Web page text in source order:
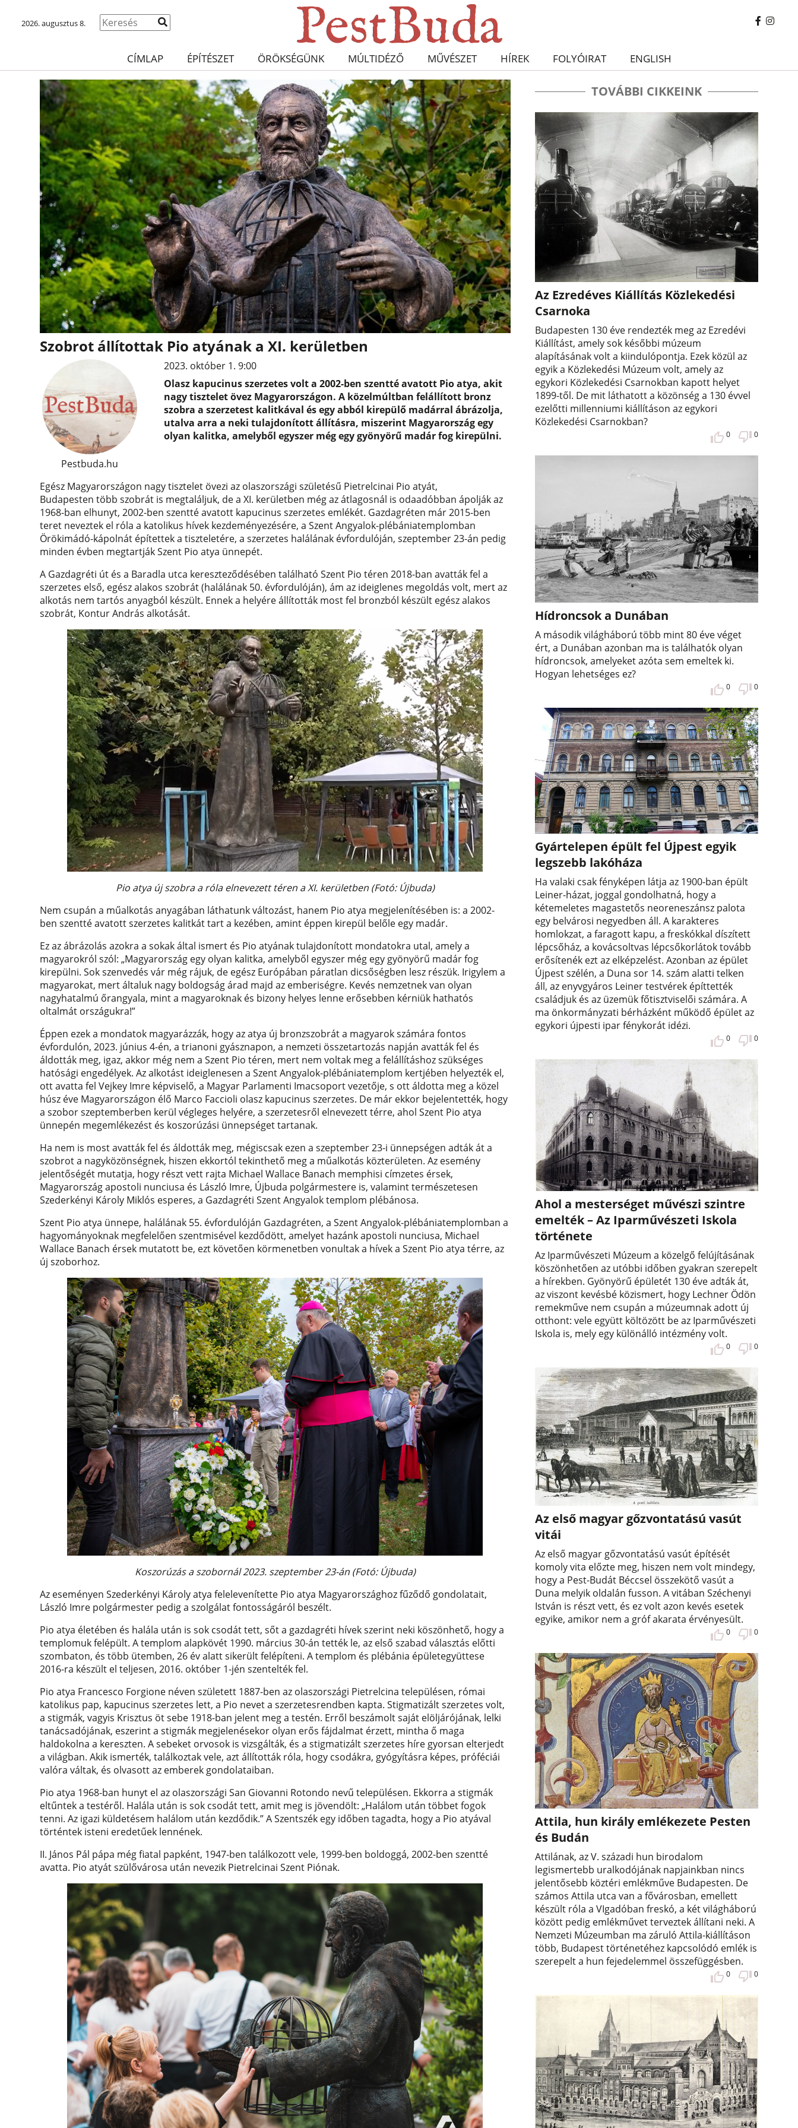
2026. augusztus 8.
CÍMLAP ÉPÍTÉSZET ÖRÖKSÉGÜNK MÚLTIDÉZŐ MŰVÉSZET HÍREK FOLYÓIRAT ENGLISH
Szobrot állítottak Pio atyának a XI. kerületben
Pestbuda.hu
2023. október 1. 9:00
Olasz kapucinus szerzetes volt a 2002-ben szentté avatott Pio atya, akit
nagy tisztelet övez Magyarországon. A közelmúltban felállított bronz
szobra a szerzetest kalitkával és egy abból kirepülő madárral ábrázolja,
utalva arra a neki tulajdonított állításra, miszerint Magyarország egy
olyan kalitka, amelyből egyszer még egy gyönyörű madár fog kirepülni.
Egész Magyarországon nagy tisztelet övezi az olaszországi születésű Pietrelcinai Pio atyát,
Budapesten több szobrát is megtaláljuk, de a XI. kerületben még az átlagosnál is odaadóbban ápolják az
1968-ban elhunyt, 2002-ben szentté avatott kapucinus szerzetes emlékét. Gazdagréten már 2015-ben
teret neveztek el róla a katolikus hívek kezdeményezésére, a Szent Angyalok-plébániatemplomban
Örökimádó-kápolnát építettek a tiszteletére, a szerzetes halálának évfordulóján, szeptember 23-án pedig
minden évben megtartják Szent Pio atya ünnepét.
A Gazdagréti út és a Baradla utca kereszteződésében található Szent Pio téren 2018-ban avatták fel a
szerzetes első, egész alakos szobrát (halálának 50. évfordulóján), ám az ideiglenes megoldás volt, mert az
alkotás nem tartós anyagból készült. Ennek a helyére állították most fel bronzból készült egész alakos
szobrát, Kontur András alkotását.
Pio atya új szobra a róla elnevezett téren a XI. kerületben (Fotó: Újbuda)
Nem csupán a műalkotás anyagában láthatunk változást, hanem Pio atya megjelenítésében is: a 2002-
ben szentté avatott szerzetes kalitkát tart a kezében, amint éppen kirepül belőle egy madár.
Ez az ábrázolás azokra a sokak által ismert és Pio atyának tulajdonított mondatokra utal, amely a
magyarokról szól: „Magyarország egy olyan kalitka, amelyből egyszer még egy gyönyörű madár fog
kirepülni. Sok szenvedés vár még rájuk, de egész Európában páratlan dicsőségben lesz részük. Irigylem a
magyarokat, mert általuk nagy boldogság árad majd az emberiségre. Kevés nemzetnek van olyan
nagyhatalmú őrangyala, mint a magyaroknak és bizony helyes lenne erősebben kérniük hathatós
oltalmát országukra!”
Éppen ezek a mondatok magyarázzák, hogy az atya új bronzszobrát a magyarok számára fontos
évfordulón, 2023. június 4-én, a trianoni gyásznapon, a nemzeti összetartozás napján avatták fel és
áldották meg, igaz, akkor még nem a Szent Pio téren, mert nem voltak meg a felállításhoz szükséges
hatósági engedélyek. Az alkotást ideiglenesen a Szent Angyalok-plébániatemplom kertjében helyezték el,
ott avatta fel Vejkey Imre képviselő, a Magyar Parlamenti Imacsoport vezetője, s ott áldotta meg a közel
húsz éve Magyarországon élő Marco Faccioli olasz kapucinus szerzetes. De már ekkor bejelentették, hogy
a szobor szeptemberben kerül végleges helyére, a szerzetesről elnevezett térre, ahol Szent Pio atya
ünnepén megemlékezést és koszorúzási ünnepséget tartanak.
Ha nem is most avatták fel és áldották meg, mégiscsak ezen a szeptember 23-i ünnepségen adták át a
szobrot a nagyközönségnek, hiszen ekkortól tekinthető meg a műalkotás közterületen. Az esemény
jelentőségét mutatja, hogy részt vett rajta Michael Wallace Banach memphisi címzetes érsek,
Magyarország apostoli nunciusa és László Imre, Újbuda polgármestere is, valamint természetesen
Szederkényi Károly Miklós esperes, a Gazdagréti Szent Angyalok templom plébánosa.
Szent Pio atya ünnepe, halálának 55. évfordulóján Gazdagréten, a Szent Angyalok-plébániatemplomban a
hagyományoknak megfelelően szentmisével kezdődött, amelyet hazánk apostoli nunciusa, Michael
Wallace Banach érsek mutatott be, ezt követően körmenetben vonultak a hívek a Szent Pio atya térre, az
új szoborhoz.
Koszorúzás a szobornál 2023. szeptember 23-án (Fotó: Újbuda)
Az eseményen Szederkényi Károly atya felelevenítette Pio atya Magyarországhoz fűződő gondolatait,
László Imre polgármester pedig a szolgálat fontosságáról beszélt.
Pio atya életében és halála után is sok csodát tett, sőt a gazdagréti hívek szerint neki köszönhető, hogy a
templomuk felépült. A templom alapkövét 1990. március 30-án tették le, az első szabad választás előtti
szombaton, és több ütemben, 26 év alatt sikerült felépíteni. A templom és plébánia épületegyüttese
2016-ra készült el teljesen, 2016. október 1-jén szentelték fel.
Pio atya Francesco Forgione néven született 1887-ben az olaszországi Pietrelcina településen, római
katolikus pap, kapucinus szerzetes lett, a Pio nevet a szerzetesrendben kapta. Stigmatizált szerzetes volt,
a stigmák, vagyis Krisztus öt sebe 1918-ban jelent meg a testén. Erről beszámolt saját elöljárójának, lelki
tanácsadójának, eszerint a stigmák megjelenésekor olyan erős fájdalmat érzett, mintha ő maga
haldokolna a kereszten. A sebeket orvosok is vizsgálták, és a stigmatizált szerzetes híre gyorsan elterjedt
a világban. Akik ismerték, találkoztak vele, azt állították róla, hogy csodákra, gyógyításra képes, próféciái
valóra váltak, és olvasott az emberek gondolataiban.
Pio atya 1968-ban hunyt el az olaszországi San Giovanni Rotondo nevű településen. Ekkorra a stigmák
eltűntek a testéről. Halála után is sok csodát tett, amit meg is jövendölt: „Halálom után többet fogok
tenni. Az igazi küldetésem halálom után kezdődik.” A Szentszék egy időben tagadta, hogy a Pio atyával
történtek isteni eredetűek lennének.
II. János Pál pápa még fiatal papként, 1947-ben találkozott vele, 1999-ben boldoggá, 2002-ben szentté
avatta. Pio atyát szülővárosa után nevezik Pietrelcinai Szent Piónak.
TOVÁBBI CIKKEINK
Az Ezredéves Kiállítás Közlekedési
Csarnoka
Budapesten 130 éve rendezték meg az Ezredévi
Kiállítást, amely sok későbbi múzeum
alapításának volt a kiindulópontja. Ezek közül az
egyik a Közlekedési Múzeum volt, amely az
egykori Közlekedési Csarnokban kapott helyet
1899-től. De mit láthatott a közönség a 130 évvel
ezelőtti millenniumi kiállításon az egykori
Közlekedési Csarnokban?
0 0
Hídroncsok a Dunában
A második világháború több mint 80 éve véget
ért, a Dunában azonban ma is találhatók olyan
hídroncsok, amelyeket azóta sem emeltek ki.
Hogyan lehetséges ez?
0 0
Gyártelepen épült fel Újpest egyik
legszebb lakóháza
Ha valaki csak fényképen látja az 1900-ban épült
Leiner-házat, joggal gondolhatná, hogy a
kétemeletes magastetős neoreneszánsz palota
egy belvárosi negyedben áll. A karakteres
homlokzat, a faragott kapu, a freskókkal díszített
lépcsőház, a kovácsoltvas lépcsőkorlátok tovább
erősítenék ezt az elképzelést. Azonban az épület
Újpest szélén, a Duna sor 14. szám alatti telken
áll, az enyvgyáros Leiner testvérek építtették
családjuk és az üzemük főtisztviselői számára. A
ma önkormányzati bérházként működő épület az
egykori újpesti ipar fénykorát idézi.
0 0
Ahol a mesterséget művészi szintre
emelték – Az Iparművészeti Iskola
története
Az Iparművészeti Múzeum a közelgő felújításának
köszönhetően az utóbbi időben gyakran szerepelt
a hírekben. Gyönyörű épületét 130 éve adták át,
az viszont kevésbé közismert, hogy Lechner Ödön
remekműve nem csupán a múzeumnak adott új
otthont: vele együtt költözött be az Iparművészeti
Iskola is, mely egy különálló intézmény volt.
0 0
Az első magyar gőzvontatású vasút
vitái
Az első magyar gőzvontatású vasút építését
komoly vita előzte meg, hiszen nem volt mindegy,
hogy a Pest-Budát Béccsel összekötő vasút a
Duna melyik oldalán fusson. A vitában Széchenyi
István is részt vett, és ez volt azon kevés esetek
egyike, amikor nem a gróf akarata érvényesült.
0 0
Attila, hun király emlékezete Pesten
és Budán
Attilának, az V. századi hun birodalom
legismertebb uralkodójának napjainkban nincs
jelentősebb köztéri emlékműve Budapesten. De
számos Attila utca van a fővárosban, emellett
készült róla a VIgadóban freskó, a két világháború
között pedig emlékművet terveztek állítani neki. A
Nemzeti Múzeumban ma záruló Attila-kiállításon
több, Budapest történetéhez kapcsolódó emlék is
szerepelt a hun fejedelemmel összefüggésben.
0 0